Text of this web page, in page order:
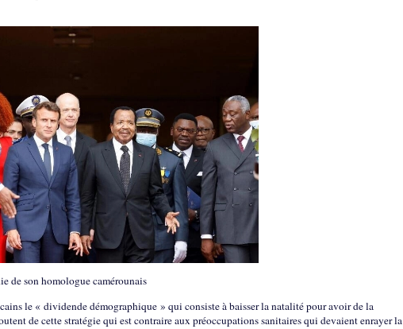
de son homologue camérounais
le « dividende démographique » qui consiste à baisser la natalité pour avoir de la
de cette stratégie qui est contraire aux préoccupations sanitaires qui devaient enrayer la